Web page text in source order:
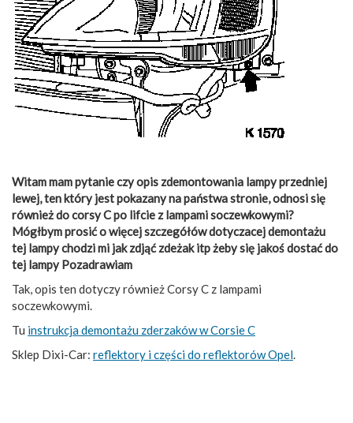
Witam mam pytanie czy opis zdemontowania lampy przedniej
lewej, ten który jest pokazany na państwa stronie, odnosi się
również do corsy C po lifcie z lampami soczewkowymi?
Mógłbym prosić o więcej szczegółów dotyczacej demontażu
tej lampy chodzi mi jak zdjąć zdeżak itp żeby się jakoś dostać do
tej lampy Pozadrawiam
Tak, opis ten dotyczy również Corsy C z lampami
soczewkowymi.
Tu instrukcja demontażu zderzaków w Corsie C
Sklep Dixi-Car: reflektory i części do reflektorów Opel.